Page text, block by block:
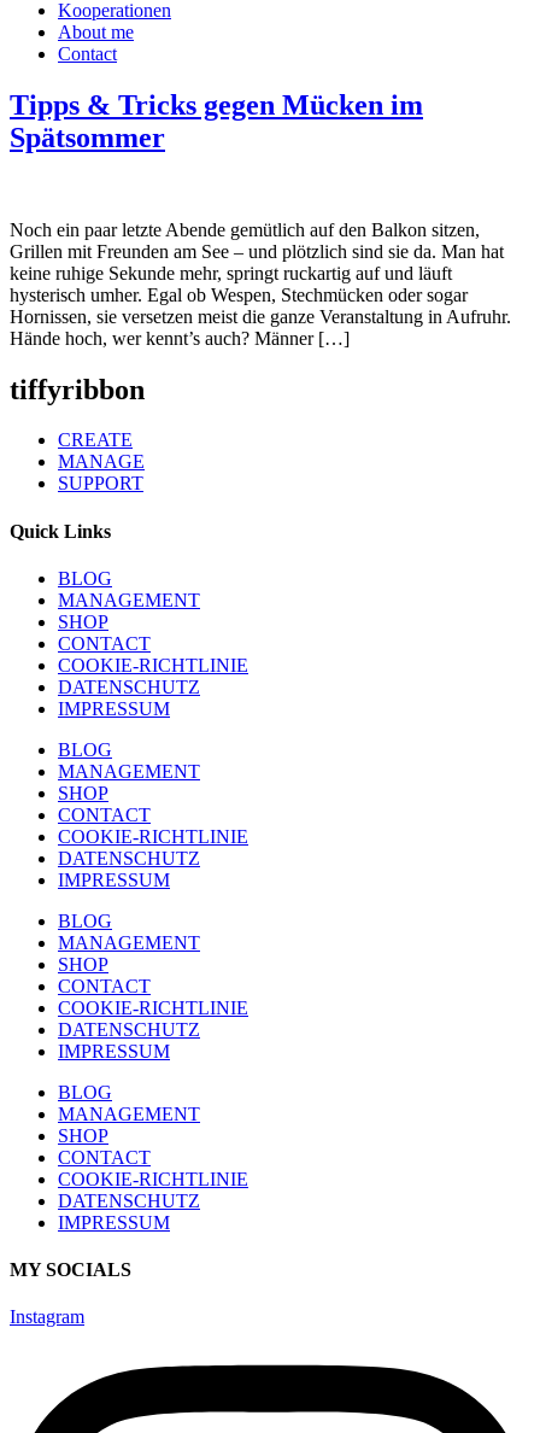
Kooperationen
About me
Contact
Tipps & Tricks gegen Mücken im
Spätsommer
Noch ein paar letzte Abende gemütlich auf den Balkon sitzen,
Grillen mit Freunden am See – und plötzlich sind sie da. Man hat
keine ruhige Sekunde mehr, springt ruckartig auf und läuft
hysterisch umher. Egal ob Wespen, Stechmücken oder sogar
Hornissen, sie versetzen meist die ganze Veranstaltung in Aufruhr.
Hände hoch, wer kennt’s auch? Männer […]
tiffyribbon
CREATE
MANAGE
SUPPORT
Quick Links
BLOG
MANAGEMENT
SHOP
CONTACT
COOKIE-RICHTLINIE
DATENSCHUTZ
IMPRESSUM
BLOG
MANAGEMENT
SHOP
CONTACT
COOKIE-RICHTLINIE
DATENSCHUTZ
IMPRESSUM
BLOG
MANAGEMENT
SHOP
CONTACT
COOKIE-RICHTLINIE
DATENSCHUTZ
IMPRESSUM
BLOG
MANAGEMENT
SHOP
CONTACT
COOKIE-RICHTLINIE
DATENSCHUTZ
IMPRESSUM
MY SOCIALS
Instagram